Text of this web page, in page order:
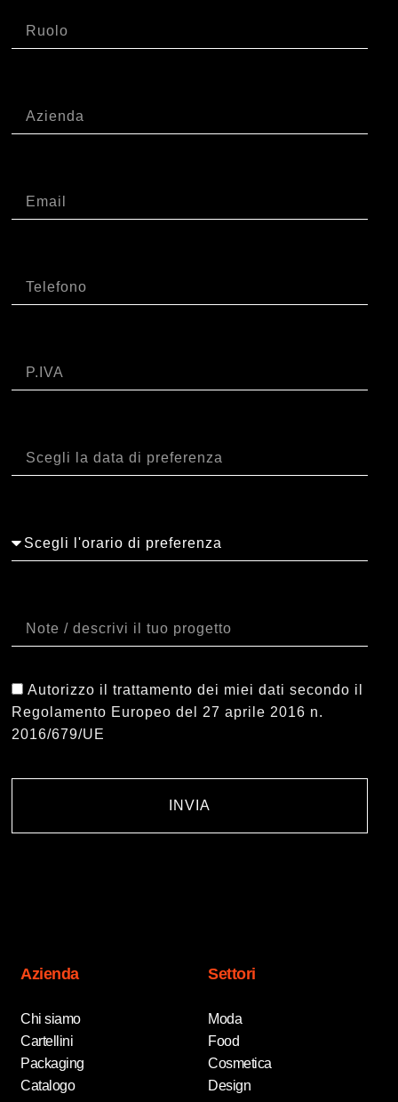
Autorizzo il trattamento dei miei dati secondo il
Regolamento Europeo del 27 aprile 2016 n.
2016/679/UE
INVIA
Azienda
Chi siamo
Cartellini
Packaging
Catalogo
Settori
Moda
Food
Cosmetica
Design